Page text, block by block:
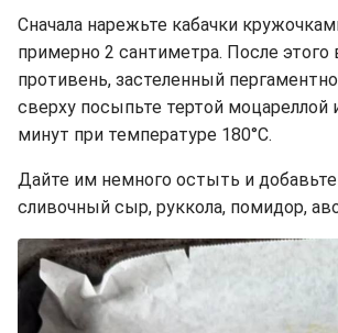
Сначала нарежьте кабачки
примерно 2 сантиметра. После
противень, застеленный
сверху посыпьте тертой моцареллой
минут при температуре 180°C.
Дайте им немного остыть и добавьте
сливочный сыр, руккола, помидор,